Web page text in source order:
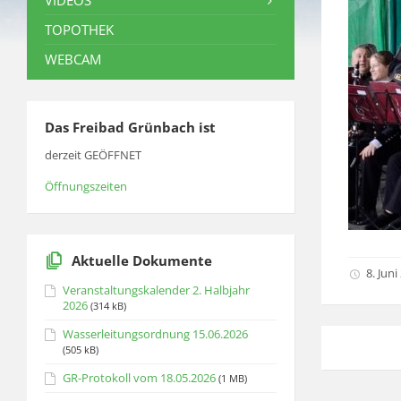
8. Juni
TOPOTHEK
WEBCAM
Das Freibad Grünbach ist
derzeit GEÖFFNET
Öffnungszeiten
Aktuelle Dokumente
Veranstaltungskalender 2. Halbjahr
2026 (314 kB)
Wasserleitungsordnung 15.06.2026
(505 kB)
GR-Protokoll vom 18.05.2026 (1 MB)